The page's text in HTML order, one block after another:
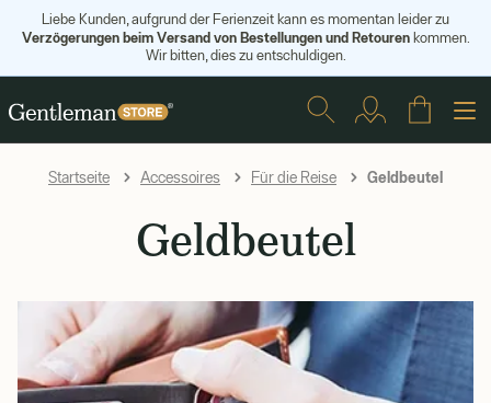
Liebe Kunden, aufgrund der Ferienzeit kann es momentan leider zu
Verzögerungen beim Versand von Bestellungen und Retourenkommen.
Wir bitten, dies zu entschuldigen.
Startseite Accessoires Für die Reise Geldbeutel
Geldbeutel